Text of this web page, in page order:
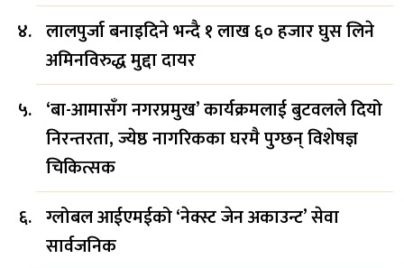
लालपुर्जा बनाइदिने भन्दै १ लाख ६० हजार घुस लिने
अमिनविरुद्ध मुद्दा दायर
‘बा-आमासँग नगरप्रमुख’ कार्यक्रमलाई बुटवलले दियो
निरन्तरता, ज्येष्ठ नागरिकका घरमै पुग्छन् विशेषज्ञ
चिकित्सक
ग्लोबल आईएमईको ‘नेक्स्ट जेन अकाउन्ट’ सेवा
सार्वजनिक